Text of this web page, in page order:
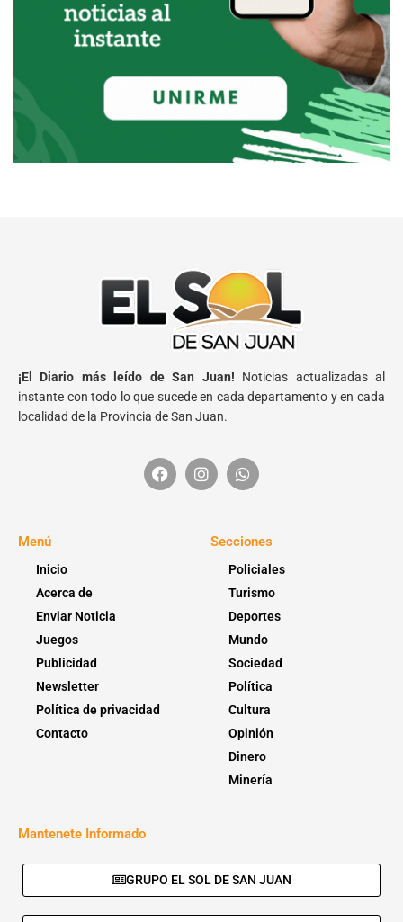
¡El Diario más leído de San Juan! Noticias actualizadas al
instante con todo lo que sucede en cada departamento y en cada
localidad de la Provincia de San Juan.
Menú
Inicio
Acerca de
Enviar Noticia
Juegos
Publicidad
Newsletter
Política de privacidad
Contacto
Secciones
Policiales
Turismo
Deportes
Mundo
Sociedad
Política
Cultura
Opinión
Dinero
Minería
Mantenete Informado
GRUPO EL SOL DE SAN JUAN